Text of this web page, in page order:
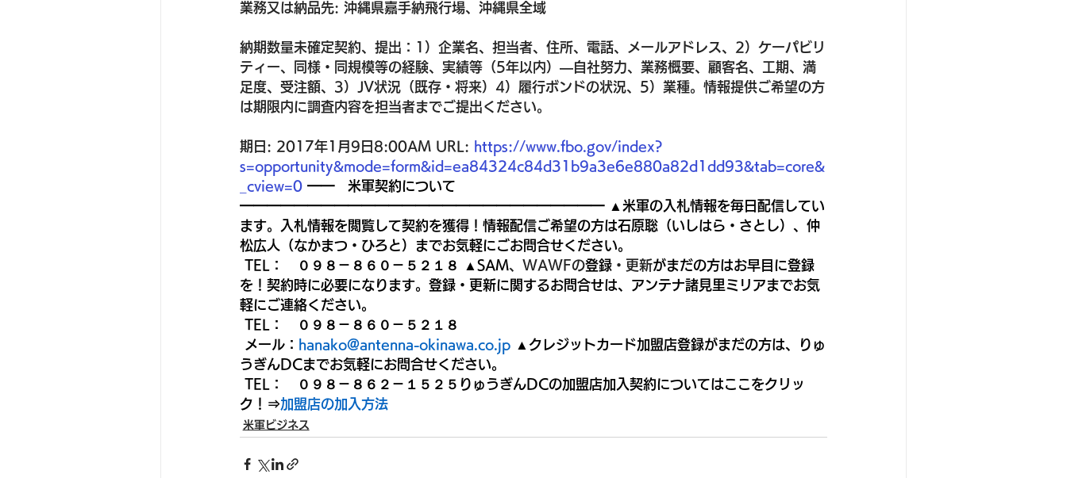
業務又は納品先: 沖縄県嘉手納飛行場、沖縄県全域
納期数量未確定契約、提出：1）企業名、担当者、住所、電話、メールアドレス、2）ケーパビリ
ティー、同様・同規模等の経験、実績等（5年以内）―自社努力、業務概要、顧客名、工期、満
足度、受注額、3）JV状況（既存・将来）4）履行ボンドの状況、5）業種。情報提供ご希望の方
は期限内に調査内容を担当者までご提出ください。
期日: 2017年1月9日8:00AM URL: https://www.fbo.gov/index?
s=opportunity&mode=form&id=ea84324c84d31b9a3e6e880a82d1dd93&tab=core&
_cview=0 ━━　米軍契約について
━━━━━━━━━━━━━━━━━━━━━━━━━━━ ▲米軍の入札情報を毎日配信してい
ます。入札情報を閲覧して契約を獲得！情報配信ご希望の方は石原聡（いしはら・さとし）、仲
松広人（なかまつ・ひろと）までお気軽にごお問合せください。
TEL：　０９８－８６０－５２１８ ▲SAM、WAWFの登録・更新がまだの方はお早目に登録
を！契約時に必要になります。登録・更新に関するお問合せは、アンテナ諸見里ミリアまでお気
軽にご連絡ください。
TEL：　０９８－８６０－５２１８
メール： hanako@antenna-okinawa.co.jp
▲クレジットカード加盟店登録がまだの方は、りゅ
うぎんDCまでお気軽にお問合せください。
TEL：　０９８－８６２－１５２５りゅうぎんDCの加盟店加入契約についてはここをクリッ
ク！⇒加盟店の加入方法
米軍ビジネス